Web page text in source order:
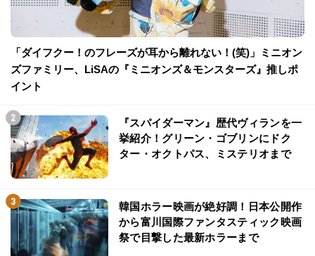
「ダイフクー！のフレーズが耳から離れない！(笑)」ミニオン
ズファミリー、LiSAの『ミニオンズ＆モンスターズ』推しポ
イント
『スパイダーマン』歴代ヴィランを一
挙紹介！グリーン・ゴブリンにドク
ター・オクトパス、ミステリオまで
韓国ホラー映画が絶好調！日本公開作
から富川国際ファンタスティック映画
祭で目撃した最新ホラーまで